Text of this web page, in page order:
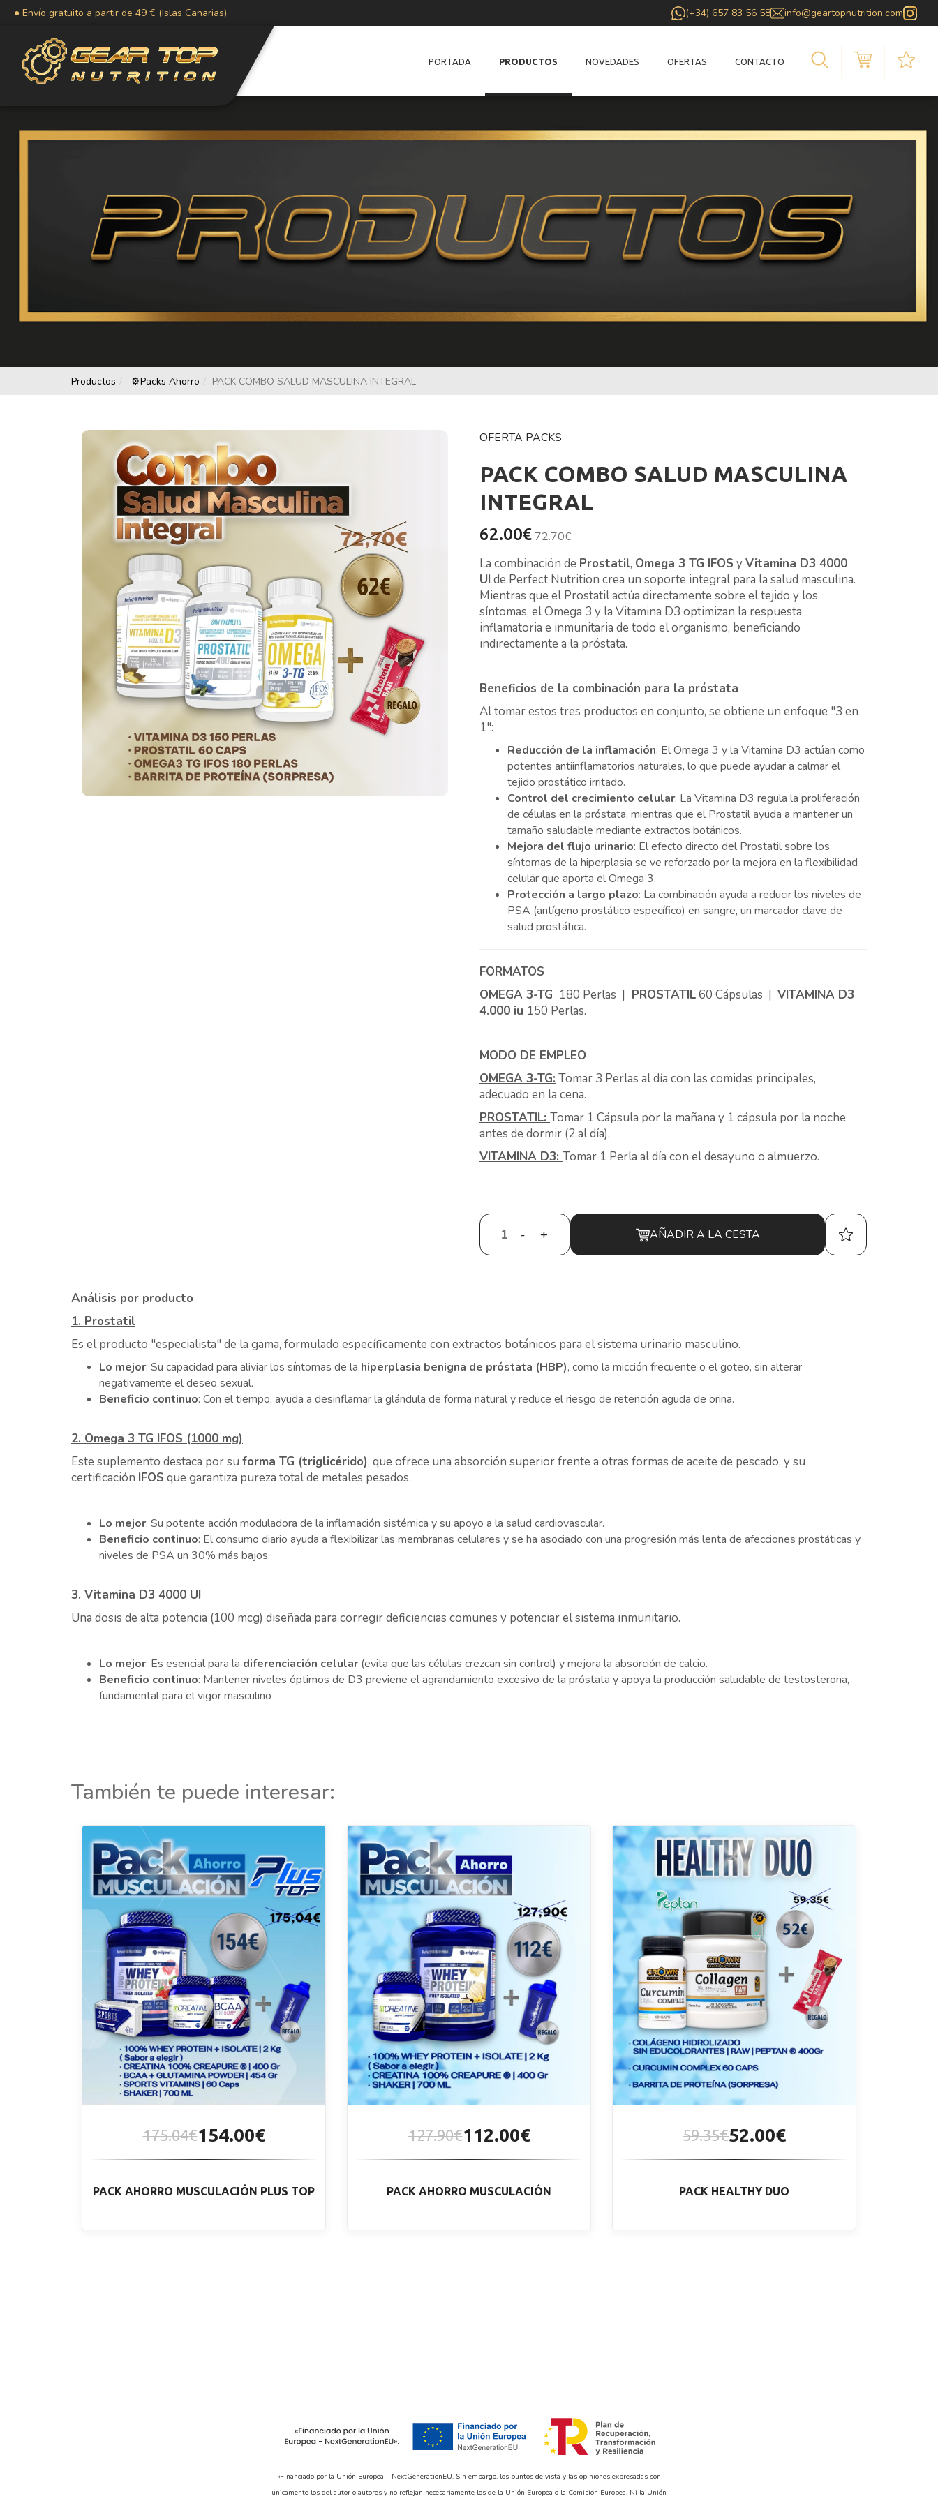
● Envío gratuito a partir de 49 € (Islas Canarias) (+34) 657 83 56 58 info@geartopnutrition.com
PORTADA PRODUCTOS NOVEDADES OFERTAS CONTACTO
NOVEDADES
CONTACTO
Productos ⚙️packs Ahorro PACK COMBO SALUD MASCULINA INTEGRAL
OFERTA PACKS
PACK COMBO SALUD MASCULINA
INTEGRAL
62.00€72.70€
La combinación de Prostatil, Omega 3 TG IFOS yVitamina D3 4000
UIde Perfect Nutrition crea un soporte integral para la salud masculina.
Mientras que el Prostatil actúa directamente sobre el tejido y los
síntomas, el Omega 3 y la Vitamina D3 optimizan la respuesta
inflamatoria e inmunitaria de todo el organismo, beneficiando
indirectamente a la próstata.
Beneficios de la combinación para la próstata
Al tomar estos tres productos en conjunto, se obtiene un enfoque "3 en
1":
Reducción de la inflamación: El Omega 3 y la Vitamina D3 actúan como
potentes antiinflamatorios naturales, lo que puede ayudar a calmar el
tejido prostático irritado.
Control del crecimiento celular: La Vitamina D3 regula la proliferación
de células en la próstata, mientras que el Prostatil ayuda a mantener un
tamaño saludable mediante extractos botánicos.
Mejora del flujo urinario: El efecto directo del Prostatil sobre los
síntomas de la hiperplasia se ve reforzado por la mejora en la flexibilidad
celular que aporta el Omega 3.
Protección a largo plazo: La combinación ayuda a reducir los niveles de
PSA (antígeno prostático específico) en sangre, un marcador clave de
salud prostática.
FORMATOS
OMEGA 3-TG 180 Perlas | PROSTATIL60 Cápsulas | VITAMINA D3
4.000 iu 150 Perlas.
MODO DE EMPLEO
OMEGA 3-TG: Tomar 3 Perlas al día con las comidas principales,
adecuado en la cena.
PROSTATIL: Tomar 1 Cápsula por la mañana y 1 cápsula por la noche
antes de dormir (2 al día).
VITAMINA D3: Tomar 1 Perla al día con el desayuno o almuerzo.
- + AÑADIR A LA CESTA
Análisis por producto
1. Prostatil
Es el producto "especialista" de la gama, formulado específicamente con extractos botánicos para el sistema urinario masculino.
Lo mejor: Su capacidad para aliviar los síntomas de la hiperplasia benigna de próstata (HBP), como la micción frecuente o el goteo, sin alterar
negativamente el deseo sexual.
Beneficio continuo: Con el tiempo, ayuda a desinflamar la glándula de forma natural y reduce el riesgo de retención aguda de orina.
2. Omega 3 TG IFOS (1000 mg)
Este suplemento destaca por su forma TG (triglicérido), que ofrece una absorción superior frente a otras formas de aceite de pescado, y su
certificación IFOS que garantiza pureza total de metales pesados.
Lo mejor: Su potente acción moduladora de la inflamación sistémica y su apoyo a la salud cardiovascular.
Beneficio continuo: El consumo diario ayuda a flexibilizar las membranas celulares y se ha asociado con una progresión más lenta de afecciones prostáticas y
niveles de PSA un 30% más bajos.
3. Vitamina D3 4000 UI
Una dosis de alta potencia (100 mcg) diseñada para corregir deficiencias comunes y potenciar el sistema inmunitario.
Lo mejor: Es esencial para la diferenciación celular (evita que las células crezcan sin control) y mejora la absorción de calcio.
Beneficio continuo: Mantener niveles óptimos de D3 previene el agrandamiento excesivo de la próstata y apoya la producción saludable de testosterona,
fundamental para el vigor masculino
También te puede interesar:
175.04€154.00€
PACK AHORRO MUSCULACIÓN PLUS TOP
127.90€112.00€
PACK AHORRO MUSCULACIÓN
59.35€52.00€
PACK HEALTHY DUO
«Financiado por la Unión Europea – NextGenerationEU. Sin embargo, los puntos de vista y las opiniones expresadas son
únicamente los del autor o autores y no reflejan necesariamente los de la Unión Europea o la Comisión Europea. Ni la Unión